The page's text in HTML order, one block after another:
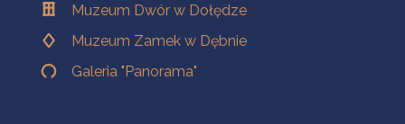
Muzeum Dwór w Dołędze
Muzeum Zamek w Dębnie
Galeria "Panorama"